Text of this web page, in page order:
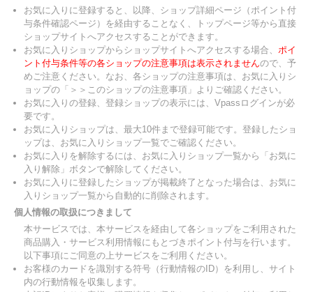
お気に入りに登録すると、以降、ショップ詳細ページ（ポイント付
与条件確認ページ）を経由することなく、トップページ等から直接
ショップサイトへアクセスすることができます。
お気に入りショップからショップサイトへアクセスする場合、 ポイ
ント付与条件等の各ショップの注意事項は表示されませんので、予
めご注意ください。なお、各ショップの注意事項は、お気に入りシ
ョップの「＞＞このショップの注意事項」よりご確認ください。
お気に入りの登録、登録ショップの表示には、Vpassログインが必
要です。
お気に入りショップは、最大10件まで登録可能です。登録したショ
ップは、お気に入りショップ一覧でご確認ください。
お気に入りを解除するには、お気に入りショップ一覧から「お気に
入り解除」ボタンで解除してください。
お気に入りに登録したショップが掲載終了となった場合は、お気に
入りショップ一覧から自動的に削除されます。
個人情報の取扱につきまして
本サービスでは、本サービスを経由して各ショップをご利用された
商品購入・サービス利用情報にもとづきポイント付与を行います。
以下事項にご同意の上サービスをご利用ください。
お客様のカードを識別する符号（行動情報のID）を利用し、サイト
内の行動情報を収集します。